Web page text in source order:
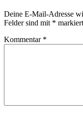
Deine E-Mail-Adresse
Felder sind mit * markiert
Kommentar *